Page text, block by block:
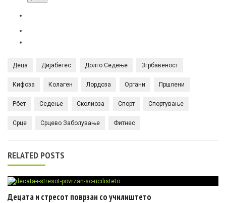
Деца Дијабетес Долго Седење Згрбавеност
Кифоза Колаген Лордоза Органи Пршлени
Рбет Седење Сколиоза Спорт Спортување
Срце Срцево Заболување Фитнес
RELATED POSTS
Децата и стресот поврзан со училиштето